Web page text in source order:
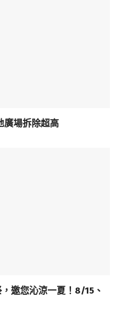
廣場拆除超高
邀您沁涼一夏！8/15、